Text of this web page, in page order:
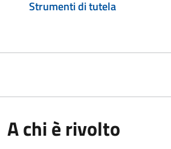
Strumenti di tutela
A chi è rivolto